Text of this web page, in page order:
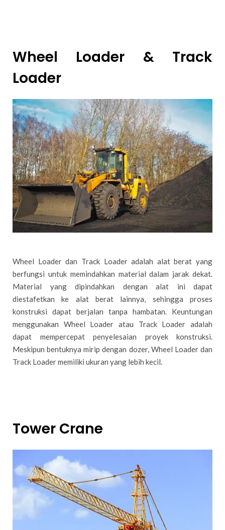
Wheel Loader & Track
Loader
Wheel Loader dan Track Loader adalah alat berat yang
berfungsi untuk memindahkan material dalam jarak dekat.
Material yang dipindahkan dengan alat ini dapat
diestafetkan ke alat berat lainnya, sehingga proses
konstruksi dapat berjalan tanpa hambatan. Keuntungan
menggunakan Wheel Loader atau Track Loader adalah
dapat mempercepat penyelesaian proyek konstruksi.
Meskipun bentuknya mirip dengan dozer, Wheel Loader dan
Track Loader memiliki ukuran yang lebih kecil.
Tower Crane